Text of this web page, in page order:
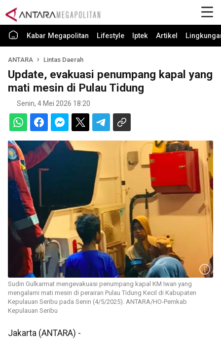
Kabar Megapolitan Lifestyle Iptek Artikel
ANTARA Lintas Daerah
Update, evakuasi penumpang kapal yang
mati mesin di Pulau Tidung
Senin, 4 Mei 2026 18:20
Sudin Gulkarmat mengevakuasi penumpang kapal KM Iwan yang
mengalami mati mesin di perairan Pulau Tidung Kecil di Kabupaten
Kepulauan Seribu pada Senin (4/5/2025). ANTARA/HO-Pemkab
Kepulauan Seribu
Jakarta (ANTARA) -